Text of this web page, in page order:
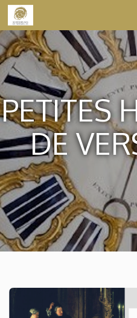
Skip to content
PETITES
DE